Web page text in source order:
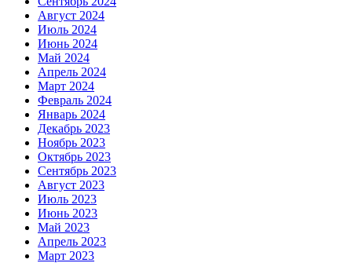
Август 2024
Июль 2024
Июнь 2024
Май 2024
Апрель 2024
Март 2024
Февраль 2024
Январь 2024
Декабрь 2023
Ноябрь 2023
Октябрь 2023
Сентябрь 2023
Август 2023
Июль 2023
Июнь 2023
Май 2023
Апрель 2023
Март 2023